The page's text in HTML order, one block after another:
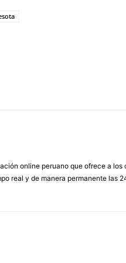
online peruano que ofrece a los
real y de manera permanente las